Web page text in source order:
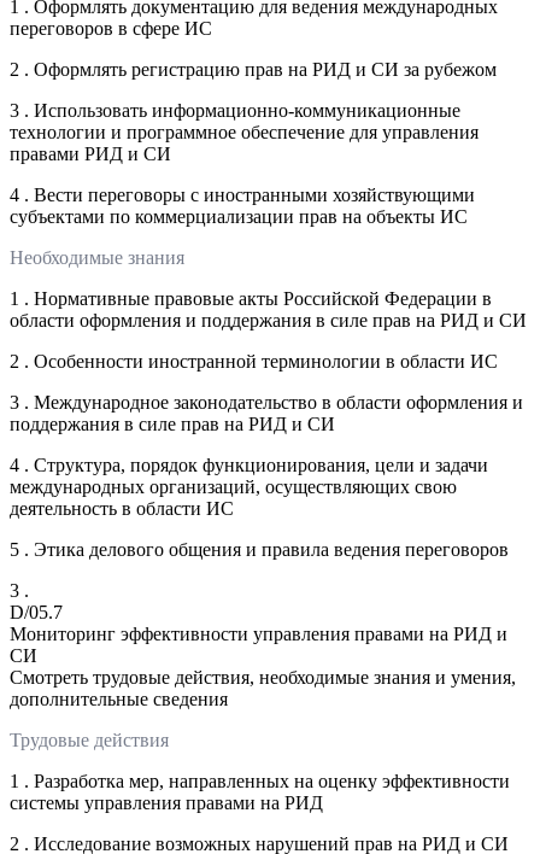
1 . Оформлять документацию для ведения международных
переговоров в сфере ИС
2 . Оформлять регистрацию прав на РИД и СИ за рубежом
3 . Использовать информационно-коммуникационные
технологии и программное обеспечение для управления
правами РИД и СИ
4 . Вести переговоры с иностранными хозяйствующими
субъектами по коммерциализации прав на объекты ИС
Необходимые знания
1 . Нормативные правовые акты Российской Федерации в
области оформления и поддержания в силе прав на РИД и СИ
2 . Особенности иностранной терминологии в области ИС
3 . Международное законодательство в области оформления и
поддержания в силе прав на РИД и СИ
4 . Структура, порядок функционирования, цели и задачи
международных организаций, осуществляющих свою
деятельность в области ИС
5 . Этика делового общения и правила ведения переговоров
3 .
D/05.7
Мониторинг эффективности управления правами на РИД и
СИ
Смотреть трудовые действия, необходимые знания и умения,
дополнительные сведения
Трудовые действия
1 . Разработка мер, направленных на оценку эффективности
системы управления правами на РИД
2 . Исследование возможных нарушений прав на РИД и СИ